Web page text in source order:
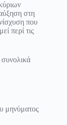
στη
που
περί τις
μηνύματος